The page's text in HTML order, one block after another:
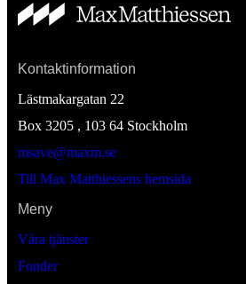
Kontaktinformation
Lästmakargatan 22
Box 3205 , 103 64 Stockholm
msave@maxm.se
Till Max Matthiessens hemsida
Meny
Våra tjänster
Fonder